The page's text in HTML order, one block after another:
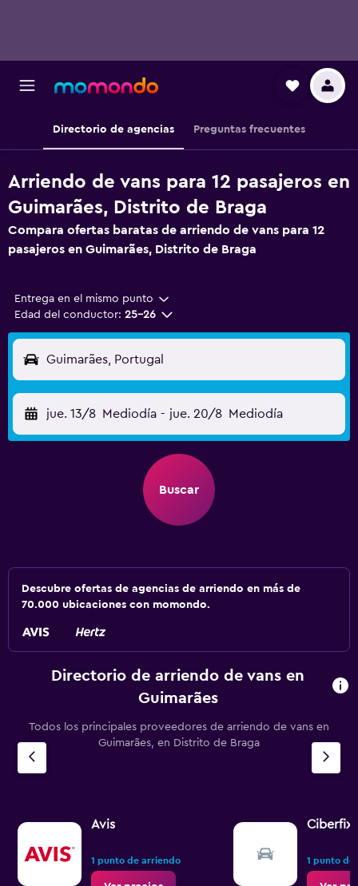
Directorio de agencias Preguntas frecuentes
Arriendo de vans para 12 pasajeros en
Guimarães, Distrito de Braga
Compara ofertas baratas de arriendo de vans para 12
pasajeros en Guimarães, Distrito de Braga
Entrega en el mismo punto
Edad del conductor: 25-26
Guimarães, Portugal
jue. 13/8 Mediodía - jue. 20/8 Mediodía
Buscar
Descubre ofertas de agencias de arriendo en más de
70.000 ubicaciones con momondo.
Directorio de arriendo de vans en
Guimarães
Todos los principales proveedores de arriendo de vans en
Guimarães, en Distrito de Braga
Avis
1 punto de arriendo
Ciberfix
1 punto de